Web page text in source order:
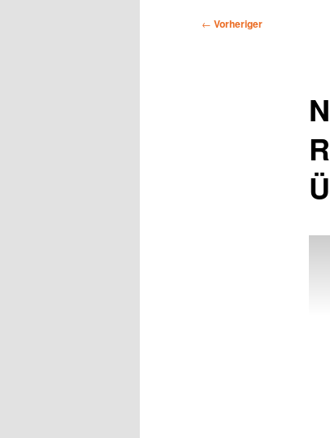
Beitragsnavigation
← Vorheriger